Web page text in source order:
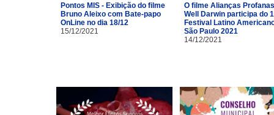
Pontos MIS - Exibição do filme
Bruno Aleixo com Bate-papo
OnLine no dia 18/12
15/12/2021
O filme Alianças
Well Darwin participa do
Festival Latino
São Paulo 2021
14/12/2021